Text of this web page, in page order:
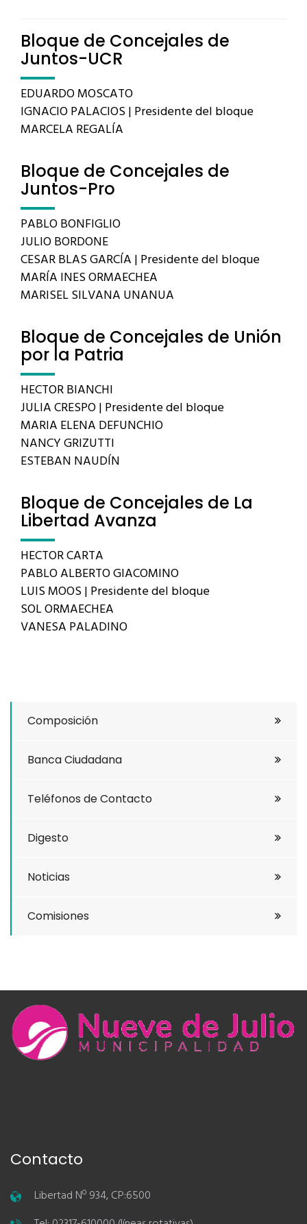
Bloque de Concejales de
Juntos-UCR
EDUARDO MOSCATO
IGNACIO PALACIOS | Presidente del bloque
MARCELA REGALÍA
Bloque de Concejales de
Juntos-Pro
PABLO BONFIGLIO
JULIO BORDONE
CESAR BLAS GARCÍA | Presidente del bloque
MARÍA INES ORMAECHEA
MARISEL SILVANA UNANUA
Bloque de Concejales de Unión
por la Patria
HECTOR BIANCHI
JULIA CRESPO | Presidente del bloque
MARIA ELENA DEFUNCHIO
NANCY GRIZUTTI
ESTEBAN NAUDÍN
Bloque de Concejales de La
Libertad Avanza
HECTOR CARTA
PABLO ALBERTO GIACOMINO
LUIS MOOS | Presidente del bloque
SOL ORMAECHEA
VANESA PALADINO
Composición
Banca Ciudadana
Teléfonos de Contacto
Digesto
Noticias
Comisiones
Contacto
Libertad Nº 934, CP:6500